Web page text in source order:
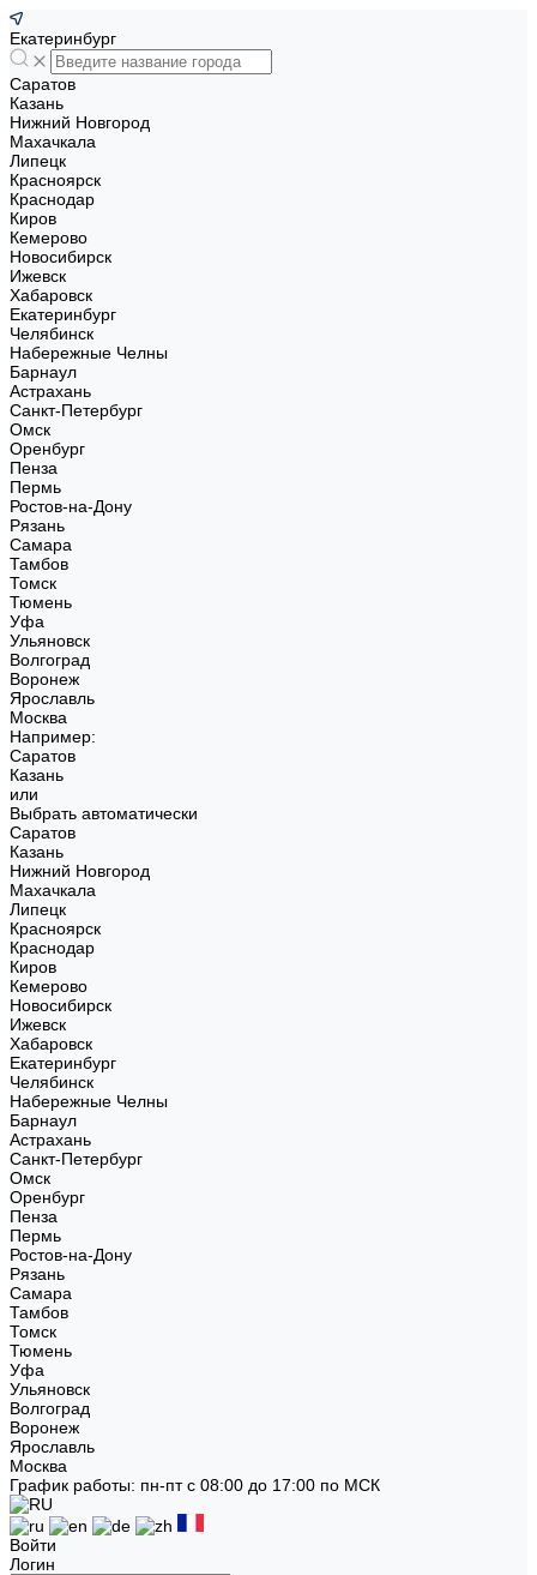
Екатеринбург
Саратов
Казань
Нижний Новгород
Махачкала
Липецк
Красноярск
Краснодар
Киров
Кемерово
Новосибирск
Ижевск
Хабаровск
Екатеринбург
Челябинск
Набережные Челны
Барнаул
Астрахань
Санкт-Петербург
Омск
Оренбург
Пенза
Пермь
Ростов-на-Дону
Рязань
Самара
Тамбов
Томск
Тюмень
Уфа
Ульяновск
Волгоград
Воронеж
Ярославль
Москва
Например:
Саратов
Казань
или
Выбрать автоматически
Саратов
Казань
Нижний Новгород
Махачкала
Липецк
Красноярск
Краснодар
Киров
Кемерово
Новосибирск
Ижевск
Хабаровск
Екатеринбург
Челябинск
Набережные Челны
Барнаул
Астрахань
Санкт-Петербург
Омск
Оренбург
Пенза
Пермь
Ростов-на-Дону
Рязань
Самара
Тамбов
Томск
Тюмень
Уфа
Ульяновск
Волгоград
Воронеж
Ярославль
Москва
График работы: пн-пт с 08:00 до 17:00 по МСК
Войти
Логин